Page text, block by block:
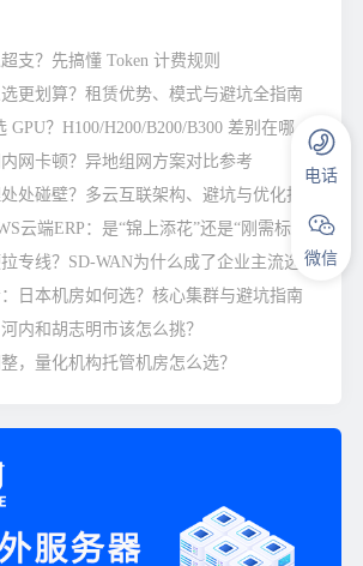
支？先搞懂 Token 计费规则
更划算？租赁优势、模式与避坑全指南
GPU？H100/H200/B200/B300 差别在哪
网卡顿？异地组网方案对比参考
处碰壁？多云互联架构、避坑与优化指南
办公室专线直连AWS云端ERP：是“锦上添花”还是“刚需标配”？
专线？SD-WAN为什么成了企业主流选择
日本机房如何选？核心集群与避坑指南
内和胡志明市该怎么挑？
，量化机构托管机房怎么选？
电话
微信